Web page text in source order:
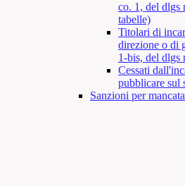
co. 1, del dlgs
tabelle)
Titolari di
direzione o di
1-bis, del dlgs
Cessati
pubblicare sul
Sanzioni per